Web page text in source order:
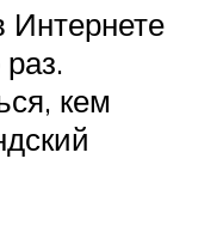
Интернете
кем